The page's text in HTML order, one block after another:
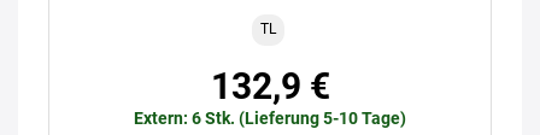
TL
132,9 €
Extern: 6 Stk. (Lieferung 5-10 Tage)